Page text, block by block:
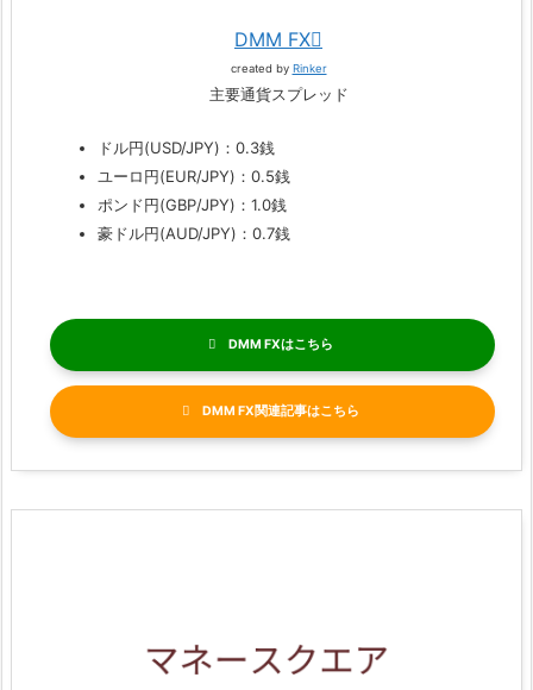
DMM FX
created by Rinker
主要通貨スプレッド
ドル円(USD/JPY)：0.3銭
ユーロ円(EUR/JPY)：0.5銭
ポンド円(GBP/JPY)：1.0銭
豪ドル円(AUD/JPY)：0.7銭
DMM FX
DMM FX関連記事